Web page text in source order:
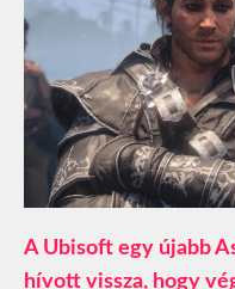
A Ubisoft egy újabb
hívott vissza, hogy